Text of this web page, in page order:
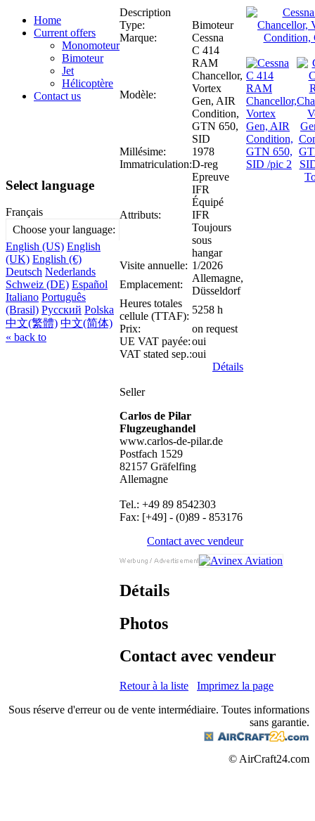
Home
Current offers
Monomoteur
Bimoteur
Jet
Hélicoptère
Contact us
Select language
Français
Choose your language:
English (US) English
(UK) English (€)
Deutsch Nederlands
Schweiz (DE) Español
Italiano Português
(Brasil) Русский Polska
中文(繁體) 中文(简体)
« back to
Description
Type:
Bimoteur
Marque:
Cessna
Modèle:
C 414
RAM
Chancellor,
Vortex
Gen, AIR
Condition,
GTN 650,
SID
Millésime:
1978
Immatriculation:D-reg
Attributs:
Epreuve
IFR
Équipé
IFR
Toujours
sous
hangar
Visite annuelle: 1/2026
Emplacement:
Allemagne,
Düsseldorf
Heures totales
cellule (TTAF):
5258 h
Prix:
on request
UE VAT payée:oui
VAT stated sep.:oui
Détails
Seller
Carlos de Pilar
Flugzeughandel
www.carlos-de-pilar.de
Postfach 1529
82157 Gräfelfing
Allemagne
Tel.: +49 89 8542303
Fax: [+49] - (0)89 - 853176
Contact avec vendeur
Détails
Photos
Contact avec vendeur
Retour à la liste
Imprimez la page
Sous réserve d'erreur ou de vente intermédiaire. Toutes informations
sans garantie.
© AirCraft24.com